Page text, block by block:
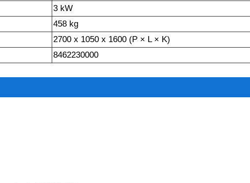
3 kW
458 kg
2700 x 1050 x 1600 (P × L × K)
8462230000